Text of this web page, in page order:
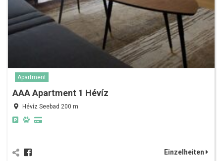
Apartment
AAA Apartment 1 Hévíz
Hévíz Seebad 200 m
Einzelheiten